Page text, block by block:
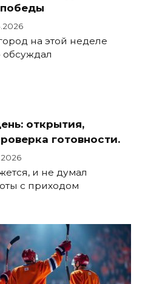
на этой неделе
обсуждал
открытия,
готовности.
и не думал
с приходом